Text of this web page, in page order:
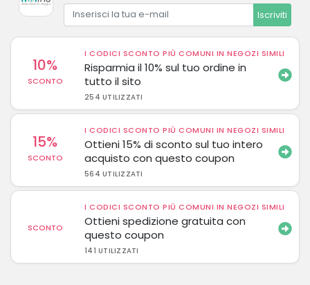
Iscriviti
10%
SCONTO
I CODICI SCONTO PIÙ COMUNI IN NEGOZI SIMILI
Risparmia il 10% sul tuo ordine in
tutto il sito
254 UTILIZZATI
15%
SCONTO
I CODICI SCONTO PIÙ COMUNI IN NEGOZI SIMILI
Ottieni 15% di sconto sul tuo intero
acquisto con questo coupon
564 UTILIZZATI
SCONTO
I CODICI SCONTO PIÙ COMUNI IN NEGOZI SIMILI
Ottieni spedizione gratuita con
questo coupon
141 UTILIZZATI